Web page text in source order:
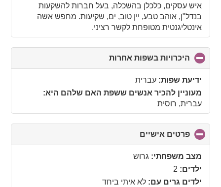
collapse
contents
איש עסקים, כלכלן בהשכלה, בעל חברות להשקעות
בנדל"ן, אוהב טבע, יין טוב, ים, שקיעות. מחפש אשה
אינטליגנטית מטופחת לקשר רציני.
היכרויות בשפות אחרות
to
ידיעת שפות: עברית
מעוניין להכיר אנשים ששפת האם שלהם היא:
עברית, רוסית
פרטים אישיים
to
collapse
מצב משפחתי: גרוש
ילדים: 2
ילדים גרים עם: לא איתי ביחד